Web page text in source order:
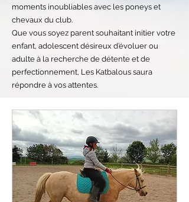
moments inoubliables avec les poneys et
chevaux du club.
Que vous soyez parent souhaitant initier votre
enfant, adolescent désireux d’évoluer ou
adulte à la recherche de détente et de
perfectionnement, Les Katbalous saura
répondre à vos attentes.